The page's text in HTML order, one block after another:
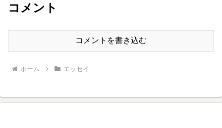
コメント
コメントを書き込む
ホーム エッセイ